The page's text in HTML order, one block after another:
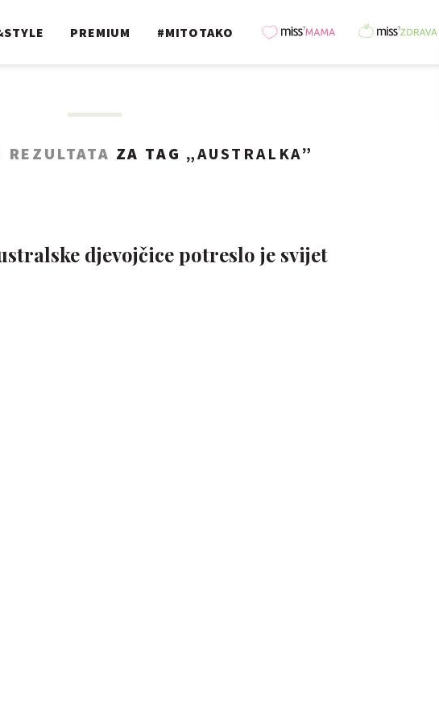
PREMIUM #MITOTAKO
REZULTATA ZA TAG „AUSTRALKA”
djevojčice potreslo je svijet